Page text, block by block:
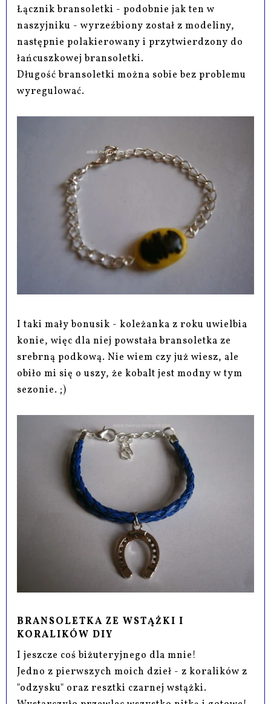
Łącznik bransoletki - podobnie jak ten w
naszyjniku - wyrzeźbiony został z modeliny,
następnie polakierowany i przytwierdzony do
łańcuszkowej bransoletki.
Długość bransoletki można sobie bez problemu
wyregulować.
I taki mały bonusik - koleżanka z roku uwielbia
konie, więc dla niej powstała bransoletka ze
srebrną podkową. Nie wiem czy już wiesz, ale
obiło mi się o uszy, że kobalt jest modny w tym
sezonie. ;)
BRANSOLETKA ZE WSTĄŻKI I
KORALIKÓW DIY
I jeszcze coś biżuteryjnego dla mnie!
Jedno z pierwszych moich dzieł - z koralików z
"odzysku" oraz resztki czarnej wstążki.